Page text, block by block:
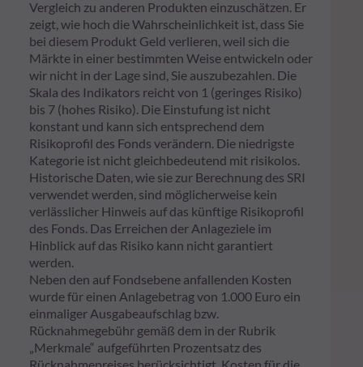
Vergleich zu anderen Produkten einzuschätzen. Er
zeigt, wie hoch die Wahrscheinlichkeit ist, dass Sie
bei diesem Produkt Geld verlieren, weil sich die
Märkte in einer bestimmten Weise entwickeln oder
wir nicht in der Lage sind, Sie auszubezahlen. Die
Skala des Indikators reicht von 1 (geringes Risiko)
bis 7 (hohes Risiko). Die Einstufung ist nicht
konstant und kann sich entsprechend dem
Risikoprofil des Fonds verändern. Die niedrigste
Kategorie ist nicht gleichbedeutend mit risikolos.
Historische Daten, wie sie zur Berechnung des SRI
verwendet werden, sind möglicherweise kein
verlässlicher Hinweis auf das künftige Risikoprofil
des Fonds. Das Erreichen der Anlageziele im
Hinblick auf das Risiko kann nicht garantiert
werden.
Neben den auf Fondsebene anfallenden Kosten
wurde für einen Anlagebetrag von 1.000 Euro ein
einmaliger Ausgabeaufschlag bzw.
Rücknahmegebühr gemäß dem in der Rubrik
„Merkmale“ aufgeführten Prozentsatz des